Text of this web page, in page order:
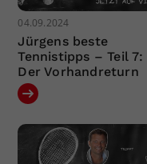
04.09.2024
Jürgens beste
Tennistipps – Teil 7:
Der Vorhandreturn